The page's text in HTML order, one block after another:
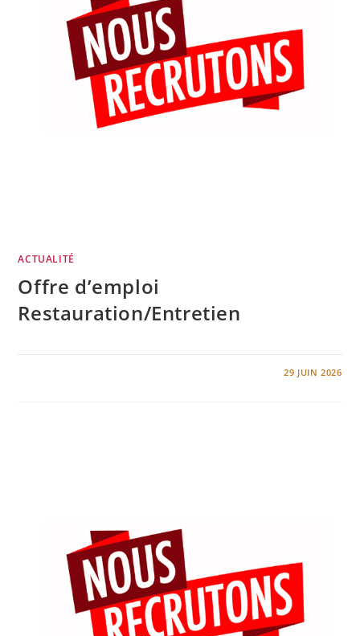
ACTUALITÉ
Offre d’emploi
Restauration/Entretien
29 JUIN 2026